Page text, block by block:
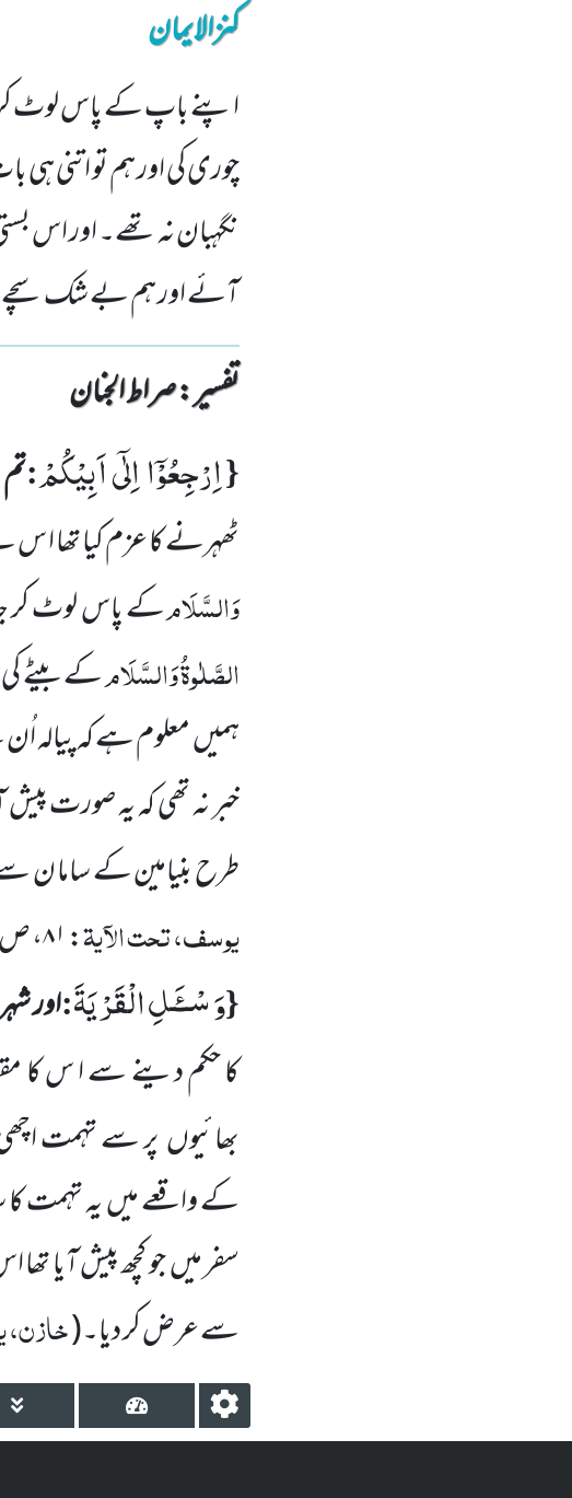
کنزالایمان
اپنے باپ کے پاس لوٹ
چوری کی اور ہم تو اتنی
نگہبان نہ تھے۔ اور اس
آئے اور ہم بے شک سچے
تفسیر : ‎صراط الجنان
{اِرْجِعُوْۤا اِلٰۤى اَبِیْكُمْ:
ٹھہرنے کا عزم کیا تھا ا س
وَالسَّلَامکے پاس لوٹ
الصَّلٰوۃُ وَالسَّلَامکے بیٹے
ہمیںمعلوم ہے کہ پیالہ
خبر نہ تھی کہ یہ صورت
طرح بنیامین کے ساما ن
یوسف، تحت الآیۃ:۸۱، ص
{وَ سْــٴَـلِ الْقَرْیَةَ:اور
کا حکم دینے سے ا س کا
بھائیوںپر سے تہمت
کے واقعے میںیہ تہمت
سفر میںجو کچھ پیش آیا
سے عرض کر دیا۔(